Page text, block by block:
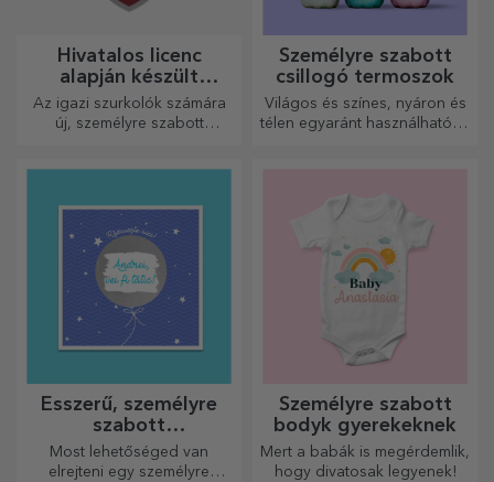
Hivatalos licenc
alapján készült
személyre szabott
ajándékok – FC Rapid
Az igazi szurkolók számára
új, személyre szabott
lila csapat
együttműködésével.
Személyre szabott
csillogó termoszok
Világos és színes, nyáron és
télen egyaránt használható, a
Ésszerű, személyre
szabott
üdvözlőkártyák és
kártyák
Most lehetőséged van
elrejteni egy személyre
Személyre szabott
bodyk gyerekeknek
Mert a babák is megérdemlik,
hogy divatosak legyenek!